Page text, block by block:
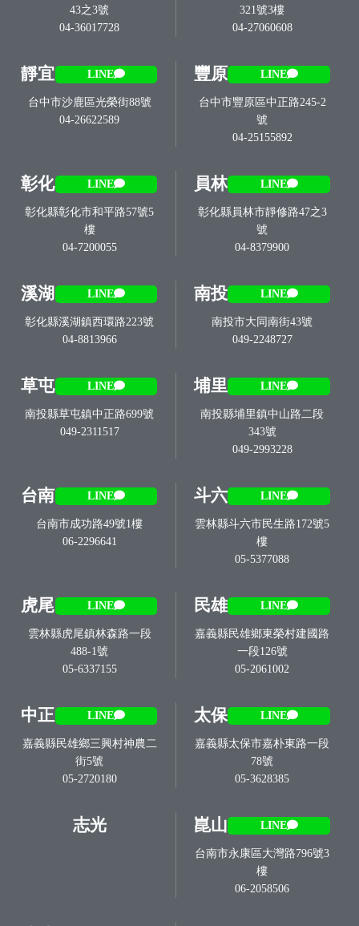
43之3號
04-36017728
321號3樓
04-27060608
靜宜 LINE
台中市沙鹿區光榮街88號
04-26622589
豐原 LINE
台中市豐原區中正路245-2
號
04-25155892
彰化 LINE
彰化縣彰化市和平路57號5
樓
04-7200055
員林 LINE
彰化縣員林市靜修路47之3
號
04-8379900
溪湖 LINE
彰化縣溪湖鎮西環路223號
04-8813966
南投 LINE
南投市大同南街43號
049-2248727
草屯 LINE
南投縣草屯鎮中正路699號
049-2311517
埔里 LINE
南投縣埔里鎮中山路二段
343號
049-2993228
台南 LINE
台南市成功路49號1樓
06-2296641
斗六 LINE
雲林縣斗六市民生路172號5
樓
05-5377088
虎尾 LINE
雲林縣虎尾鎮林森路一段
488-1號
05-6337155
民雄 LINE
嘉義縣民雄鄉東榮村建國路
一段126號
05-2061002
中正 LINE
嘉義縣民雄鄉三興村神農二
街5號
05-2720180
太保 LINE
嘉義縣太保市嘉朴東路一段
78號
05-3628385
志光 崑山 LINE
台南市永康區大灣路796號3
樓
06-2058506